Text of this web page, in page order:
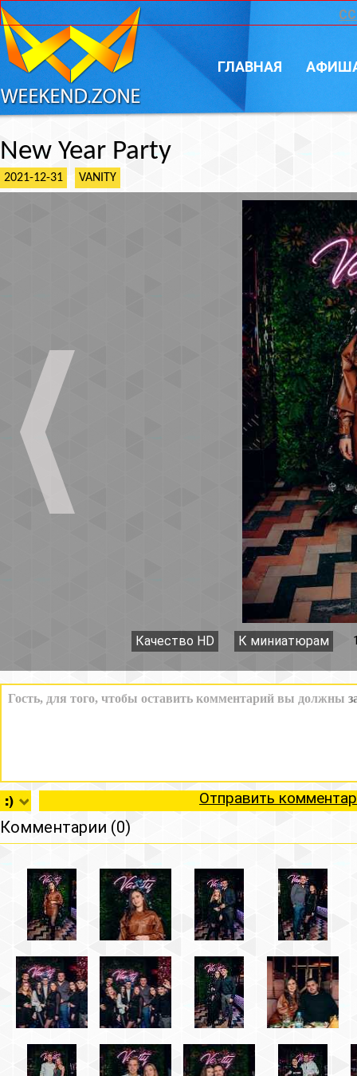
ГЛАВНАЯ
New Year Party
2021-12-31 VANITY
Качество HD К миниатюрам
Отправить
Комментарии (0)